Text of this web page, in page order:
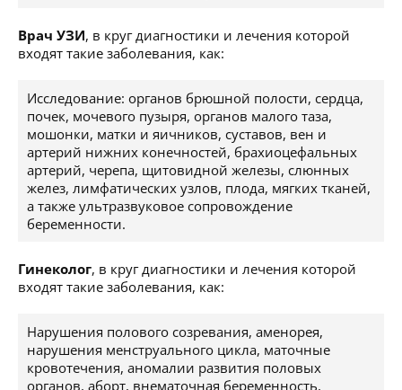
Врач УЗИ, в круг диагностики и лечения которой
входят такие заболевания, как:
Исследование: органов брюшной полости, сердца,
почек, мочевого пузыря, органов малого таза,
мошонки, матки и яичников, суставов, вен и
артерий нижних конечностей, брахиоцефальных
артерий, черепа, щитовидной железы, слюнных
желез, лимфатических узлов, плода, мягких тканей,
а также ультразвуковое сопровождение
беременности.
Гинеколог, в круг диагностики и лечения которой
входят такие заболевания, как:
Нарушения полового созревания, аменорея,
нарушения менструального цикла, маточные
кровотечения, аномалии развития половых
органов, аборт, внематочная беременность,